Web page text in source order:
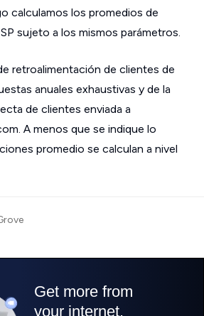
calculamos los promedios de
sujeto a los mismos parámetros.
retroalimentación de clientes de
anuales exhaustivas y de la
de clientes enviada a
A menos que se indique lo
promedio se calculan a nivel